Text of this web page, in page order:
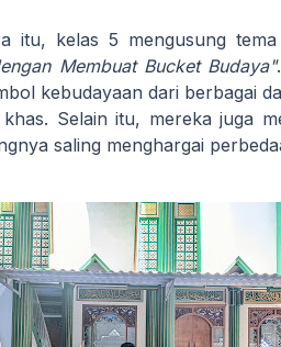
itu, kelas 5 mengusung tema
Membuat Bucket Budaya"
kebudayaan dari berbagai
Selain itu, mereka juga
saling menghargai